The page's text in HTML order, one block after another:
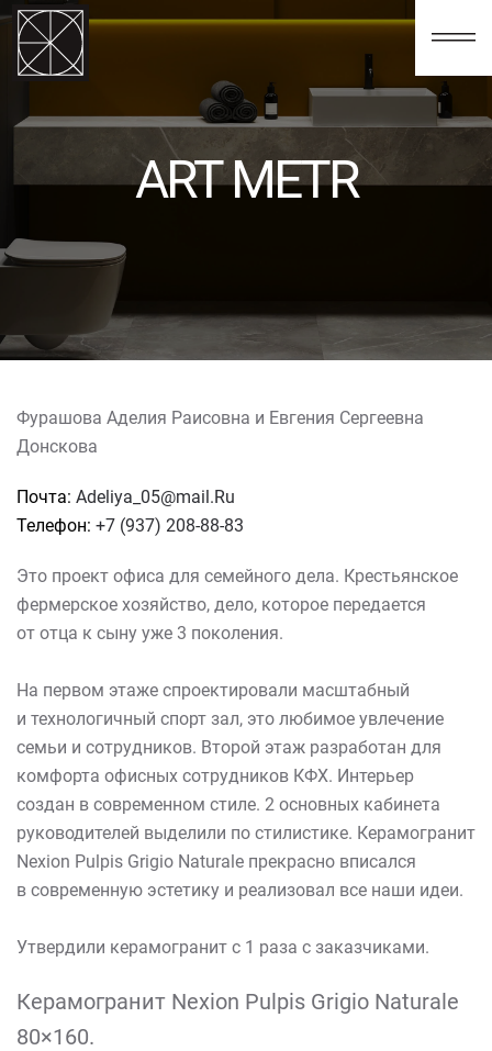
123
ART METR
Фурашова Аделия Раисовна и Евгения Сергеевна
Донскова
Почта: Adeliya_05@mail.Ru
Телефон: +7 (937) 208-88-83
Это проект офиса для семейного дела. Крестьянское
фермерское хозяйство, дело, которое передается
от отца к сыну уже 3 поколения.
На первом этаже спроектировали масштабный
и технологичный спорт зал, это любимое увлечение
семьи и сотрудников. Второй этаж разработан для
комфорта офисных сотрудников КФХ. Интерьер
создан в современном стиле. 2 основных кабинета
руководителей выделили по стилистике. Керамогранит
Nexion Pulpis Grigio Naturale прекрасно вписался
в современную эстетику и реализовал все наши идеи.
Утвердили керамогранит с 1 раза с заказчиками.
Керамогранит Nexion Pulpis Grigio Naturale
80×160.